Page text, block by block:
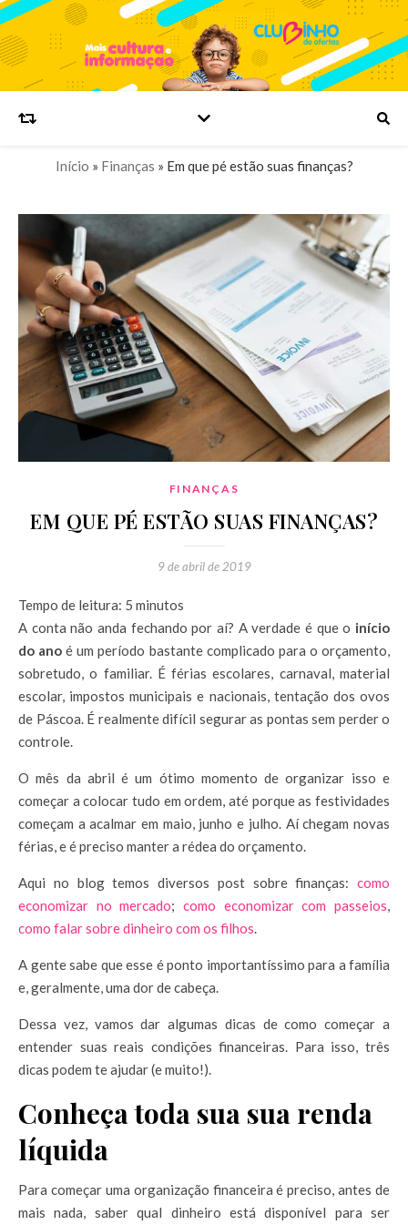
Início » Finanças » Em que pé estão suas finanças?
FINANÇAS
EM QUE PÉ ESTÃO SUAS FINANÇAS?
9 de abril de 2019
Tempo de leitura: 5 minutos
A conta não anda fechando por aí? A verdade é que o início
do ano é um período bastante complicado para o orçamento,
sobretudo, o familiar. É férias escolares, carnaval, material
escolar, impostos municipais e nacionais, tentação dos ovos
de Páscoa. É realmente difícil segurar as pontas sem perder o
controle.
O mês da abril é um ótimo momento de organizar isso e
começar a colocar tudo em ordem, até porque as festividades
começam a acalmar em maio, junho e julho. Aí chegam novas
férias, e é preciso manter a rédea do orçamento.
Aqui no blog temos diversos post sobre finanças: como
economizar no mercado;como economizar com passeios,
como falar sobre dinheiro com os filhos.
A gente sabe que esse é ponto importantíssimo para a família
e, geralmente, uma dor de cabeça.
Dessa vez, vamos dar algumas dicas de como começar a
entender suas reais condições financeiras. Para isso, três
dicas podem te ajudar (e muito!).
Conheça toda sua sua renda
líquida
Para começar uma organização financeira é preciso, antes de
mais nada, saber qual dinheiro está disponível para ser